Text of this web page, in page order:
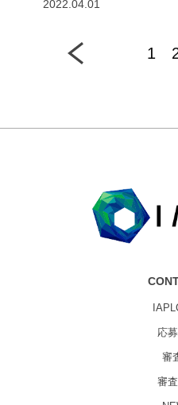
2022.04.01
1
応
審
審